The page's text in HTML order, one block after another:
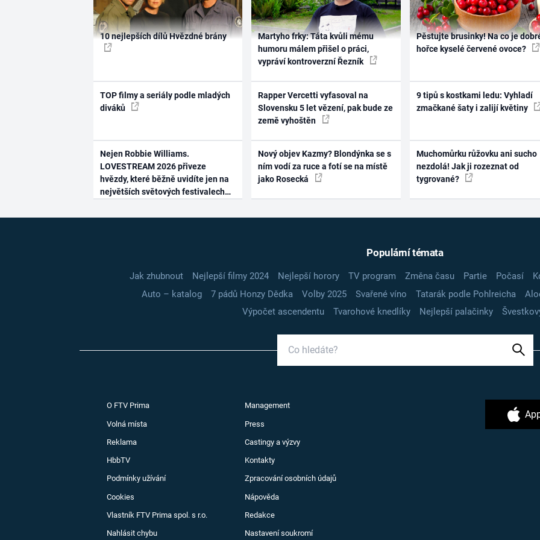
10 nejlepších dílů Hvězdné brány
TOP filmy a seriály podle mladých
diváků
Nejen Robbie Williams.
LOVESTREAM 2026 přiveze
hvězdy, které běžně uvidíte jen na
největších světových festivalech
Martyho frky: Táta kvůli mému
humoru málem přišel o práci,
vypráví kontroverzní Řezník
Rapper Vercetti vyfasoval na
Slovensku 5 let vězení, pak bude ze
země vyhoštěn
Nový objev Kazmy? Blondýnka se s
ním vodí za ruce a fotí se na místě
jako Rosecká
Pěstujte brusinky! Na co je
hořce kyselé červené ovoce?
9 tipů s kostkami ledu: Vyhladí
zmačkané šaty i zalijí květiny
Muchomůrku růžovku ani sucho
nezdolá! Jak ji rozeznat od
tygrované?
Populární témata
Jak zhubnout Nejlepší filmy 2024 Nejlepší horory TV program Změna času Partie Počasí
Auto – katalog
7 pádů Honzy Dědka Volby 2025 Svařené víno Tatarák podle Pohlreicha
Výpočet ascendentu
Tvarohové knedlíky Nejlepší palačinky
O FTV Prima Management
Volná místa Press
Reklama Castingy a výzvy
HbbTV Kontakty
Podmínky užívání Zpracování osobních údajů
Cookies Nápověda
Vlastník FTV Prima spol. s r.o. Redakce
Nahlásit chybu Nastavení soukromí